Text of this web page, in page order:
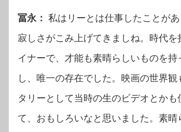
冨永： 私はリーとは仕事したことがあ
寂しさがこみ上げてきましね。時代を
イナーで、才能も素晴らしいものを持
し、唯一の存在でした。映画の世界観
タリーとして当時の生のビデオとかも
て、おもしろいなと思いました。素晴